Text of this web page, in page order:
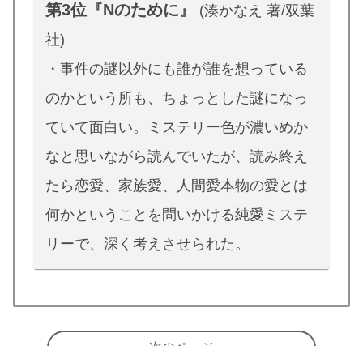
第3位『Nのために』
(湊かなえ 著/双葉
社)
・事件の謎以外にも誰が誰を想っている
のかという所も、ちょっとした謎になっ
ていて面白い。ミステリー色が濃いめか
なと思いながら読んでいたが、読み終え
たら恋愛、家族愛、人間愛本物の愛とは
何かということを問いかける純愛ミステ
リーで、深く考えさせられた。